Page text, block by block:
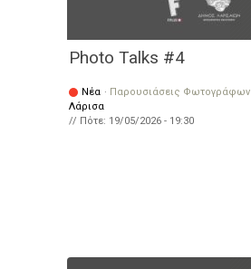
Photo Talks #4
Νέα · Παρουσιάσεις Φωτογράφων
Λάρισα
// Πότε: 19/05/2026 - 19:30